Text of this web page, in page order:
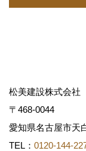
松美建設株式会社
〒468-0044
愛知県名古屋市天
TEL： 0120-144-